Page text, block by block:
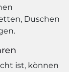
Duschen
ist, können